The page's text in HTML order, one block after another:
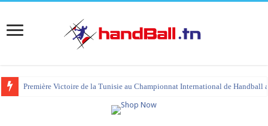
Première Victoire de la Tunisie au Championnat International de Handball